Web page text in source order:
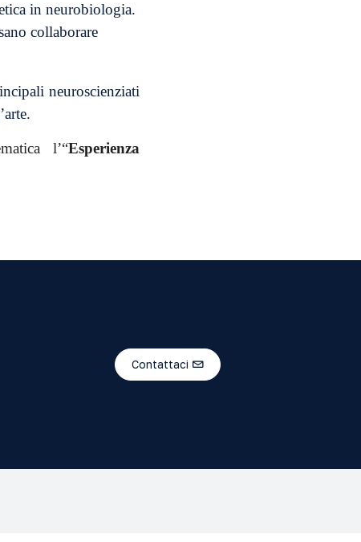
in neurobiologia.
collaborare
neuroscienziati
l’“Esperienza
Contattaci